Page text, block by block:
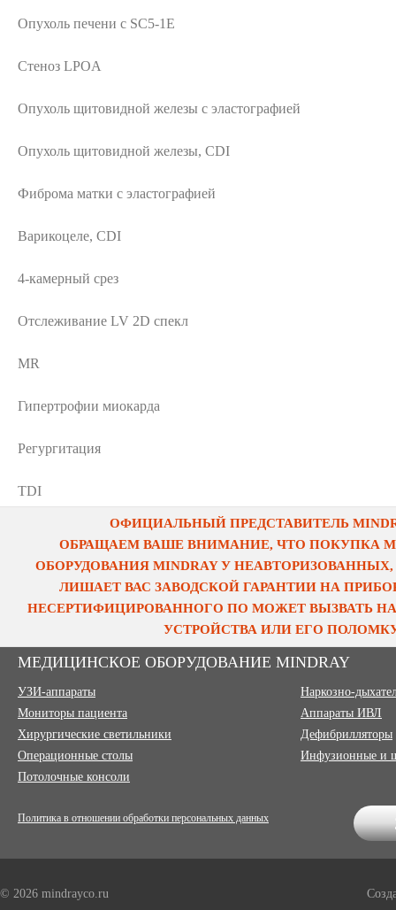
Опухоль печени с SC5-1E
Стеноз LPOA
Опухоль щитовидной железы с эластографией
Опухоль щитовидной железы, CDI
Фиброма матки с эластографией
Варикоцеле, CDI
4-камерный срез
Отслеживание LV 2D спекл
MR
Гипертрофии миокарда
Регургитация
TDI
ОФИЦИАЛЬНЫЙ ПРЕДСТАВИТЕЛЬ
ОБРАЩАЕМ ВАШЕ ВНИМАНИЕ, ЧТО ПОКУПКА
ОБОРУДОВАНИЯ MINDRAY У
ЛИШАЕТ ВАС ЗАВОДСКОЙ ГАРАНТИИ НА
НЕСЕРТИФИЦИРОВАННОГО ПО МОЖЕТ ВЫЗВАТЬ
УСТРОЙСТВА ИЛИ ЕГО
МЕДИЦИНСКОЕ ОБОРУДОВАНИЕ MINDRAY
УЗИ-аппараты
Мониторы пациента
Хирургические светильники
Операционные столы
Потолочные консоли
Наркозно-
Аппараты ИВЛ
Дефибрилляторы
Инфузионные и
Политика в отношении обработки персональных данных
© 2026 mindrayco.ru